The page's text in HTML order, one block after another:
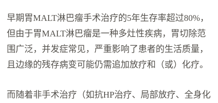
早期胃MALT淋巴瘤手术治疗的5年生存率超过80%，
但由于胃MALT淋巴瘤是一种多灶性疾病，胃切除范
围广泛，并发症常见，严重影响了患者的生活质量，
且边缘的残存病变可能仍需追加放疗和（或）化疗。
而随着非手术治疗（如抗HP治疗、局部放疗、全身化